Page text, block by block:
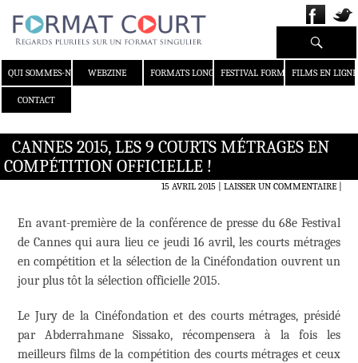
QUI SOMMES-NOUS ?WEBZINE FORMATS LONGS FESTIVAL FORMAT COURT
FILMS EN LIGNE
CONTACT
Recherche
CANNES 2015, LES 9 COURTS MÉTRAGES EN
COMPÉTITION OFFICIELLE !
15 AVRIL 2015 LAISSER UN COMMENTAIRE|
En avant-première de la conférence de presse du 68e Festival
de Cannes qui aura lieu ce jeudi 16 avril, les courts métrages
en compétition et la sélection de la Cinéfondation ouvrent un
jour plus tôt la sélection officielle 2015.
Le Jury de la Cinéfondation et des courts métrages, présidé
par Abderrahmane Sissako, récompensera à la fois les
meilleurs films de la compétition des courts métrages et ceux